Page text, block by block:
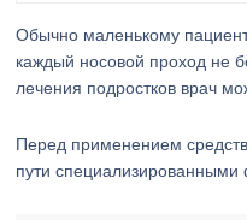
Обычно маленькому
каждый носовой проход не
лечения подростков врач
Перед применением
пути специализированными